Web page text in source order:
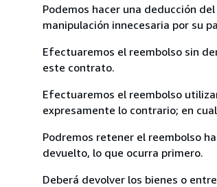
Podemos hacer una deducción
manipulación innecesaria por su
Efectuaremos el reembolso sin
este contrato.
Efectuaremos el reembolso
expresamente lo contrario; en
Podremos retener el reembolso
devuelto, lo que ocurra primero.
Deberá devolver los bienes o